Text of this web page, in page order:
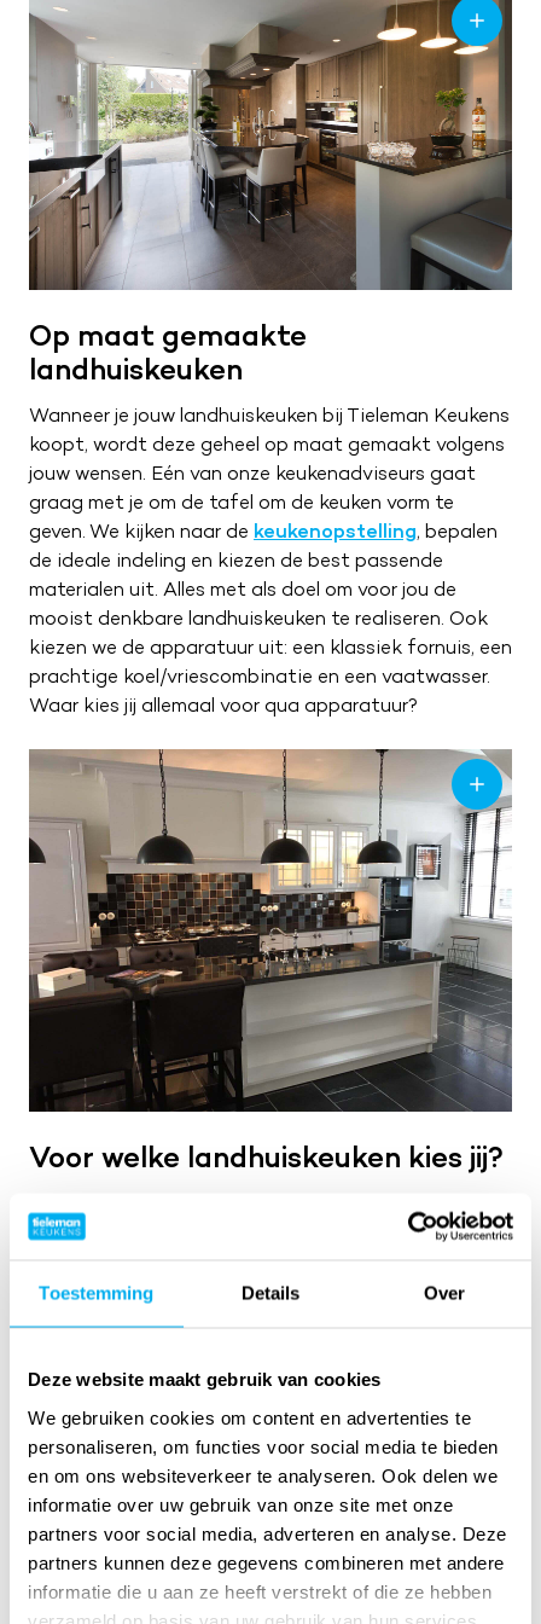
Toestemming Details Over
Deze website maakt gebruik van cookies
We gebruiken cookies om content en advertenties te
personaliseren, om functies voor social media te bieden
en om ons websiteverkeer te analyseren. Ook delen we
informatie over uw gebruik van onze site met onze
partners voor social media, adverteren en analyse. Deze
partners kunnen deze gegevens combineren met andere
informatie die u aan ze heeft verstrekt of die ze hebben
verzameld op basis van uw gebruik van hun services.
Op maat gemaakte
landhuiskeuken
Wanneer je jouw landhuiskeuken bij Tieleman Keukens
koopt, wordt deze geheel op maat gemaakt volgens
jouw wensen. Eén van onze keukenadviseurs gaat
graag met je om de tafel om de keuken vorm te
geven. We kijken naar de keukenopstelling, bepalen
de ideale indeling en kiezen de best passende
materialen uit. Alles met als doel om voor jou de
mooist denkbare landhuiskeuken te realiseren. Ook
kiezen we de apparatuur uit: een klassiek fornuis, een
prachtige koel/vriescombinatie en een vaatwasser.
Waar kies jij allemaal voor qua apparatuur?
Voor welke landhuiskeuken kies jij?
krijgen van de landhuiskeukens die wij kunnen leveren.
altijd contact met ons opnemen. We denken graag
zijn dat we je direct kunnen helpen, maak dan
alvast de Tieleman Keukens
aanvragen
die boordevol inspiratie voor jouw
Iets anders dan
Landhuiskeuken?
Met meer dan 60 jaar ervaring op het gebied van